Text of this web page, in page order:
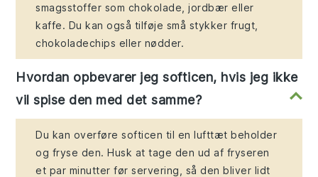
smagsstoffer som chokolade, jordbær eller
kaffe. Du kan også tilføje små stykker frugt,
chokoladechips eller nødder.
Hvordan opbevarer jeg softicen, hvis jeg ikke
vil spise den med det samme?
Du kan overføre softicen til en lufttæt beholder
og fryse den. Husk at tage den ud af fryseren
et par minutter før servering, så den bliver lidt